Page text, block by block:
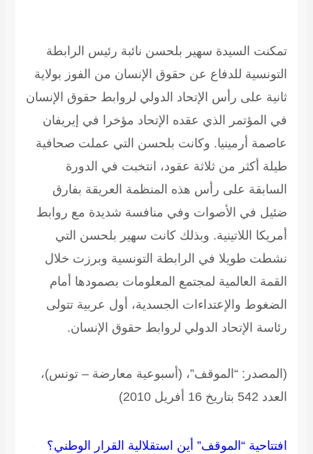
تمكنت السيدة سهير بلحسن نائبة رئيس الرابطة
التونسية للدفاع عن حقوق الإنسان من الفوز بولاية
ثانية على رأس الإتحاد الدولي لروابط حقوق الإنسان
في المؤتمر الذي عقده الإتحاد مؤخرا في إيريفان
عاصمة أرمينيا. وكانت بلحسن التي عملت صحافية
طيلة أكثر من ثلاثة عقود، انتخبت في الدورة
السابقة على رأس هذه المنظمة العريقة بفارق
ضئيل في الأصوات وفي منافسة شديدة مع روابط
أمريكا اللاتينية. وبذلك كانت سهير بلحسن التي
نشطت طويلا في الرابطة التونسية وبرزت خلال
القمة العالمية لمجتمع المعلومات بصمودها أمام
الضغوط والإعتداءات الجسدية، أول عربية تتولى
رئاسة الإتحاد الدولي لروابط حقوق الإنسان.
(المصدر: “الموقف”، (أسبوعية معارضة – تونس)،
العدد 542 بتاريخ 16 أفريل 2010)
افتتاحية “الموقف” أين استقلالية القرار الوطني؟